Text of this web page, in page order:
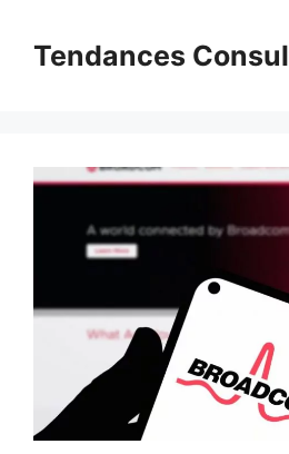
contenuTendances